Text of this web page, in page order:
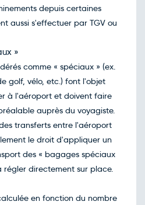
depuis certaines
aussi s'effectuer par TGV ou
»
comme « spéciaux » (ex.
golf, vélo, etc.) font l'objet
à l'aéroport et doivent faire
auprès du voyagiste.
transferts entre l'aéroport
le droit d'appliquer un
des « bagages spéciaux
régler directement sur place.
en fonction du nombre